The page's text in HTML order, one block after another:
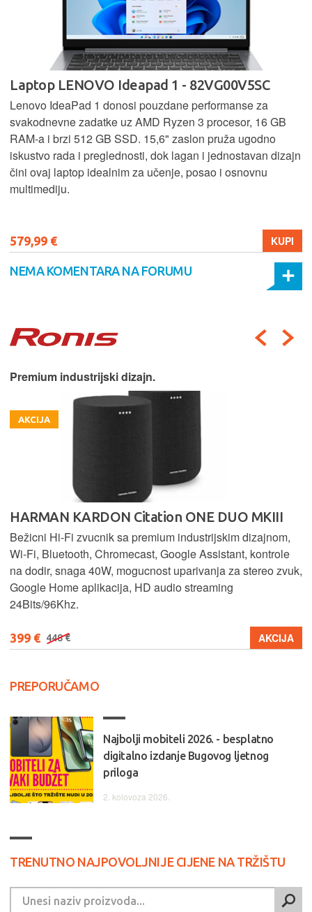
Laptop LENOVO Ideapad 1 - 82VG00V5SC
Lenovo IdeaPad 1 donosi pouzdane performanse za
svakodnevne zadatke uz AMD Ryzen 3 procesor, 16 GB
RAM-a i brzi 512 GB SSD. 15,6" zaslon pruža ugodno
iskustvo rada i preglednosti, dok lagan i jednostavan dizajn
čini ovaj laptop idealnim za učenje, posao i osnovnu
multimediju.
579,99 € KUPI
NEMA KOMENTARA NA FORUMU
Premium industrijski dizajn.
AKCIJA
HARMAN KARDON Citation ONE DUO MKIII
Bežicni Hi-Fi zvucnik sa premium industrijskim dizajnom,
Wi-Fi, Bluetooth, Chromecast, Google Assistant, kontrole
na dodir, snaga 40W, mogucnost uparivanja za stereo zvuk,
Google Home aplikacija, HD audio streaming
24Bits/96Khz.
399 € 448 € AKCIJA
PREPORUČAMO
Najbolji mobiteli 2026. - besplatno
digitalno izdanje Bugovog ljetnog
priloga
2. kolovoza 2026.
TRENUTNO NAJPOVOLJNIJE CIJENE NA TRŽIŠTU